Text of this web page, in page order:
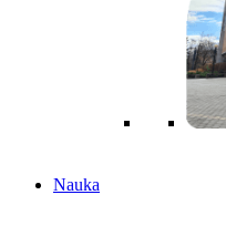
Nauka